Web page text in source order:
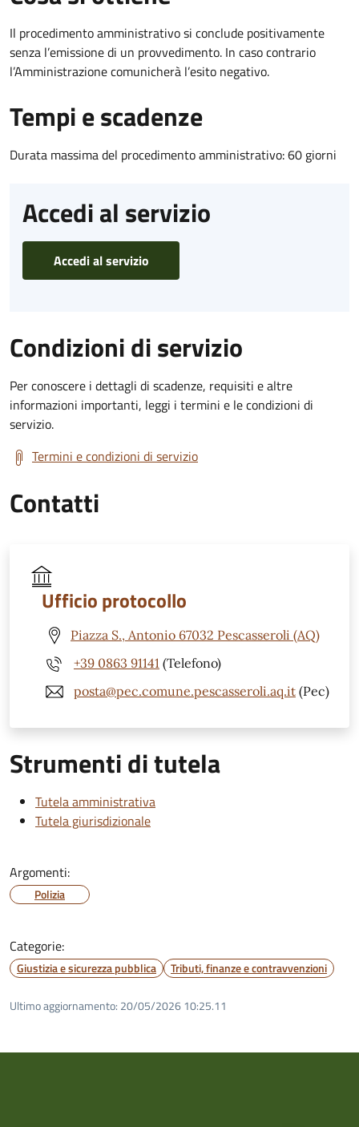
Il procedimento amministrativo si conclude positivamente
senza l’emissione di un provvedimento. In caso contrario
l’Amministrazione comunicherà l’esito negativo.
Tempi e scadenze
Durata massima del procedimento amministrativo: 60 giorni
Accedi al servizio
Accedi al servizio
Condizioni di servizio
Per conoscere i dettagli di scadenze, requisiti e altre
informazioni importanti, leggi i termini e le condizioni di
servizio.
Termini e condizioni di servizio
Contatti
Ufficio protocollo
Piazza S., Antonio 67032 Pescasseroli (AQ)
+39 0863 91141 (Telefono)
posta@pec.comune.pescasseroli.aq.it (Pec)
Strumenti di tutela
Tutela amministrativa
Tutela giurisdizionale
Argomenti:
Polizia
Categorie:
Giustizia e sicurezza pubblica Tributi, finanze e contravvenzioni
Ultimo aggiornamento: 20/05/2026 10:25.11